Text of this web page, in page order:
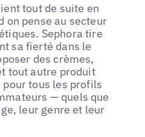
tout de suite en
on pense au secteur
Sephora tire
sa fierté dans le
des crèmes,
tout autre produit
pour tous les profils
— quels que
leur genre et leur